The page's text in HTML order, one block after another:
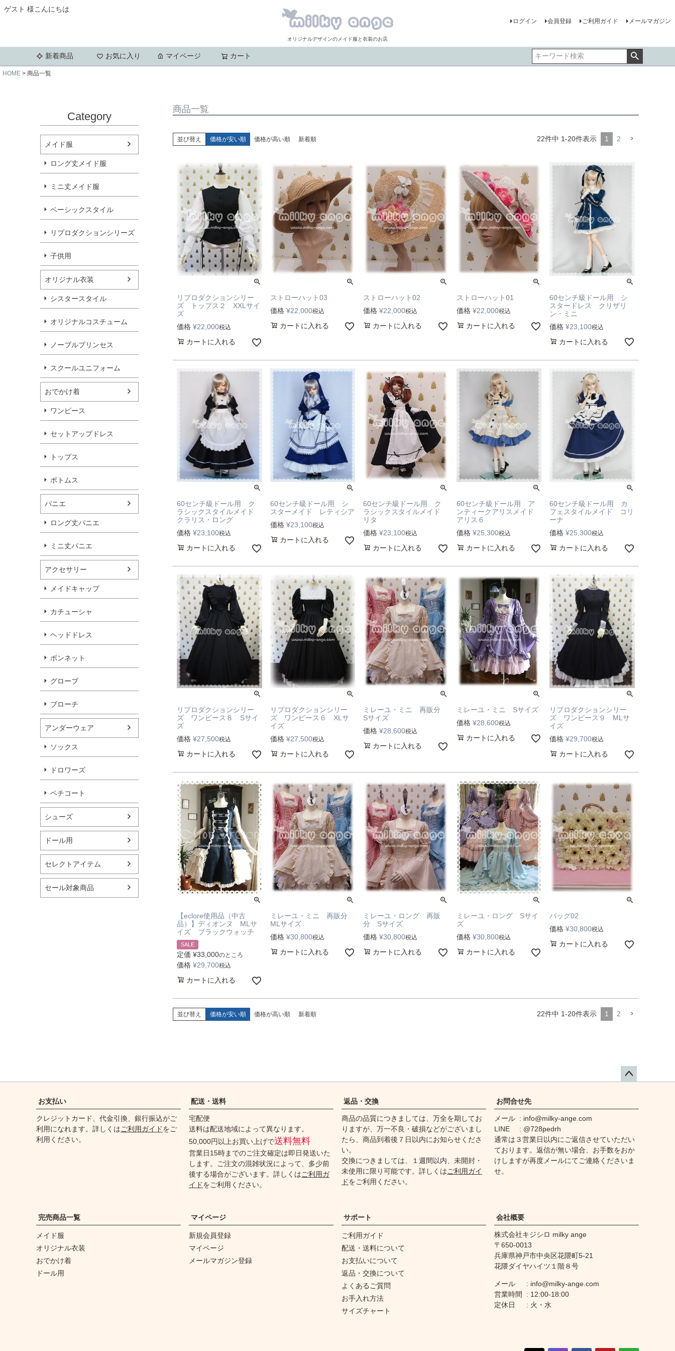
ゲスト 様こんにちは
オリジナルデザインのメイド服と衣装のお店
ログイン 会員登録 ご利用ガイド メールマガジン
新着商品 お気に入り マイページ カート
HOME 商品一覧
Category
メイド服
ロング丈メイド服
ミニ丈メイド服
ベーシックスタイル
リプロダクションシリーズ
子供用
オリジナル衣装
シスタースタイル
オリジナルコスチューム
ノーブルプリンセス
スクールユニフォーム
おでかけ着
ワンピース
セットアップドレス
トップス
ボトムス
パニエ
ロング丈パニエ
ミニ丈パニエ
アクセサリー
メイドキャップ
カチューシャ
ヘッドドレス
ボンネット
グローブ
ブローチ
アンダーウェア
ソックス
ドロワーズ
ペチコート
シューズ
ドール用
セレクトアイテム
セール対象商品
商品一覧
並び替え 価格が安い順 価格が高い順 新着順 22件中 1-20件表示 1 2
リプロダクションシリー
ズ トップス２ XXLサイ
ズ
価格 ¥22,000税込
カートに入れる
ストローハット03
価格 ¥22,000税込
カートに入れる
ストローハット02
価格 ¥22,000税込
カートに入れる
ストローハット01
価格 ¥22,000税込
カートに入れる
60センチ級ドール用 シ
スタードレス クリザリ
ン・ミニ
価格 ¥23,100税込
カートに入れる
60センチ級ドール用 ク
ラシックスタイルメイド
クラリス・ロング
価格 ¥23,100税込
カートに入れる
60センチ級ドール用 シ
スターメイド レティシア
価格 ¥23,100税込
カートに入れる
60センチ級ドール用 ク
ラシックスタイルメイド
リタ
価格 ¥23,100税込
カートに入れる
60センチ級ドール用 ア
ンティークアリスメイド
アリス６
価格 ¥25,300税込
カートに入れる
60センチ級ドール用 カ
フェスタイルメイド コリ
ーナ
価格 ¥25,300税込
カートに入れる
リプロダクションシリー
ズ ワンピース８ Sサイ
ズ
価格 ¥27,500税込
カートに入れる
リプロダクションシリー
ズ ワンピース６ XLサ
イズ
価格 ¥27,500税込
カートに入れる
ミレーユ・ミニ 再販分
Sサイズ
価格 ¥28,600税込
カートに入れる
ミレーユ・ミニ Sサイズ
価格 ¥28,600税込
カートに入れる
リプロダクションシリー
ズ ワンピース９ MLサ
イズ
価格 ¥29,700税込
カートに入れる
【eclore使用品（中古
品）】ディオンヌ MLサ
イズ ブラックウォッチ
SALE
定価 ¥33,000のところ
価格 ¥29,700税込
カートに入れる
ミレーユ・ミニ 再販分
MLサイズ
価格 ¥30,800税込
カートに入れる
ミレーユ・ロング 再販
分 Sサイズ
価格 ¥30,800税込
カートに入れる
ミレーユ・ロング Sサイ
ズ
価格 ¥30,800税込
カートに入れる
バッグ02
価格 ¥30,800税込
カートに入れる
並び替え 価格が安い順 価格が高い順 新着順 22件中 1-20件表示 1 2
ップ
お支払い
クレジットカード、代金引換、銀行振込がご
利用になれます。詳しくはご利用ガイドをご
利用ください。
配送・送料
宅配便
送料は配送地域によって異なります。
50,000円以上お買い上げで送料無料
営業日15時までのご注文確定は即日発送いた
します。ご注文の混雑状況によって、多少前
後する場合がございます。詳しくはご利用ガ
イドをご利用ください。
返品・交換
商品の品質につきましては、万全を期してお
りますが、万一不良・破損などがございまし
たら、商品到着後７日以内にお知らせくださ
い。
交換につきましては、１週間以内、未開封・
未使用に限り可能です。詳しくはご利用ガイ
ドをご利用ください。
お問合せ先
メール
info@milky-ange.com
LINE
@728pedrh
通常は３営業日以内にご返信させていただい
ております。返信が無い場合、お手数をおか
けしますが再度メールにてご連絡くださいま
せ。
完売商品一覧
メイド服
オリジナル衣装
おでかけ着
ドール用
マイページ
新規会員登録
マイページ
メールマガジン登録
サポート
ご利用ガイド
配送・送料について
お支払いについて
返品・交換について
よくあるご質問
お手入れ方法
サイズチャート
会社概要
株式会社キジシロ milky ange
650-0013
兵庫県神戸市中央区花隈町5-21
花隈ダイヤハイツ１階８号
メール
info@milky-ange.com
営業時間
12:00-18:00
定休日
火・水